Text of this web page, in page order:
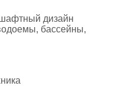
дизайн
бассейны,